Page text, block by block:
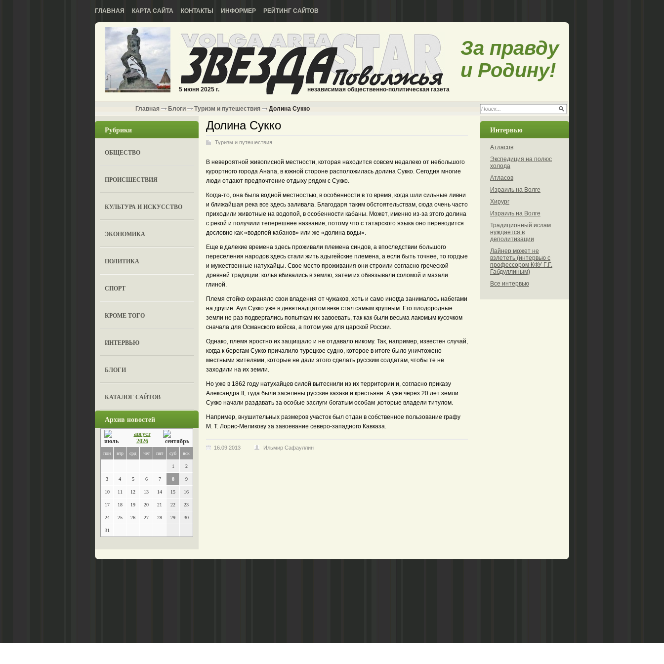
ГЛАВНАЯ КАРТА САЙТА КОНТАКТЫ ИНФОРМЕР РЕЙТИНГ САЙТОВ
5 июня 2025 г. независимая общественно-политическая газета
За правду
и Родину!
Главная Блоги Туризм и путешествия Долина Сукко
Рубрики
ОБЩЕСТВО
ПРОИСШЕСТВИЯ
КУЛЬТУРА И ИСКУССТВО
ЭКОНОМИКА
ПОЛИТИКА
СПОРТ
КРОМЕ ТОГО
ИНТЕРВЬЮ
БЛОГИ
КАТАЛОГ САЙТОВ
Архив новостей
август
2026
пон втр срд чет пят суб вск
1 2
3 4 5 6 7 8 9
10 11 12 13 14 15 16
17 18 19 20 21 22 23
24 25 26 27 28 29 30
31
Долина Сукко
Туризм и путешествия
В невероятной живописной местности, которая находится совсем недалеко от небольшого
курортного города Анапа, в южной стороне расположилась долина Сукко. Сегодня многие
люди отдают предпочтение отдыху рядом с Сукко.
Когда-то, она была водной местностью, в особенности в то время, когда шли сильные ливни
и ближайшая река все здесь заливала. Благодаря таким обстоятельствам, сюда очень часто
приходили животные на водопой, в особенности кабаны. Может, именно из-за этого долина
с рекой и получили теперешнее название, потому что с татарского языка оно переводится
дословно как «водопой кабанов» или же «долина воды».
Еще в далекие времена здесь проживали племена синдов, а впоследствии большого
переселения народов здесь стали жить адыгейские племена, а если быть точнее, то гордые
и мужественные натухайцы. Свое место проживания они строили согласно греческой
древней традиции: колья вбивались в землю, затем их обвязывали соломой и мазали
глиной.
Племя стойко охраняло свои владения от чужаков, хоть и само иногда занималось набегами
на другие. Аул Сукко уже в девятнадцатом веке стал самым крупным. Его плодородные
земли не раз подвергались попыткам их завоевать, так как были весьма лакомым кусочком
сначала для Османского войска, а потом уже для царской России.
Однако, племя яростно их защищало и не отдавало никому. Так, например, известен случай,
когда к берегам Сукко причалило турецкое судно, которое в итоге было уничтожено
местными жителями, которые не дали этого сделать русским солдатам, чтобы те не
заходили на их земли.
Но уже в 1862 году натухайцев силой вытеснили из их территории и, согласно приказу
Александра ІІ, туда были заселены русские казаки и крестьяне. А уже через 20 лет земли
Сукко начали раздавать за особые заслуги богатым особам ,которые владели титулом.
Например, внушительных размеров участок был отдан в собственное пользование графу
М. Т. Лорис-Меликову за завоевание северо-западного Кавказа.
16.09.2013 Ильмир Сафауллин
Интервью
Атласов
Экспедиция на полюс
холода
Атласов
Израиль на Волге
Хирург
Израиль на Волге
Традиционный ислам
нуждается в
деполитизации
Лайнер может не
взлететь (интервью с
профессором КФУ Г.Г.
Габдуллиным)
Все интервью